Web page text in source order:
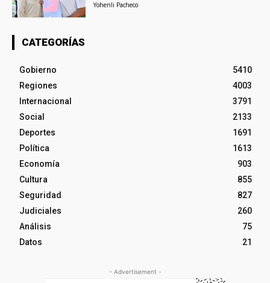
Yohenli Pacheco
CATEGORÍAS
Gobierno
5410
Regiones
4003
Internacional
3791
Social
2133
Deportes
1691
Política
1613
Economía
903
Cultura
855
Seguridad
827
Judiciales
260
Análisis
75
Datos
21
- Advertisement -